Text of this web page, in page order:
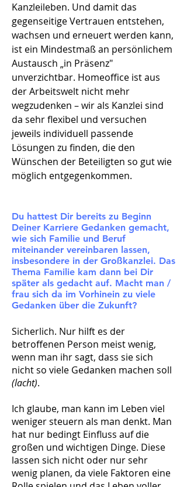
Kanzleileben. Und damit das
gegenseitige Vertrauen entstehen,
wachsen und erneuert werden kann,
ist ein Mindestmaß an persönlichem
Austausch „in Präsenz"
unverzichtbar. Homeoffice ist aus
der Arbeitswelt nicht mehr
wegzudenken – wir als Kanzlei sind
da sehr flexibel und versuchen
jeweils individuell passende
Lösungen zu finden, die den
Wünschen der Beteiligten so gut wie
möglich entgegenkommen.
Du hattest Dir bereits zu Beginn
Deiner Karriere Gedanken gemacht,
wie sich Familie und Beruf
miteinander vereinbaren lassen,
insbesondere in der Großkanzlei. Das
Thema Familie kam dann bei Dir
später als gedacht auf. Macht man /
frau sich da im Vorhinein zu viele
Gedanken über die Zukunft?
Sicherlich. Nur hilft es der
betroffenen Person meist wenig,
wenn man ihr sagt, dass sie sich
nicht so viele Gedanken machen soll
(lacht).
Ich glaube, man kann im Leben viel
weniger steuern als man denkt. Man
hat nur bedingt Einfluss auf die
großen und wichtigen Dinge. Diese
lassen sich nicht oder nur sehr
wenig planen, da viele Faktoren eine